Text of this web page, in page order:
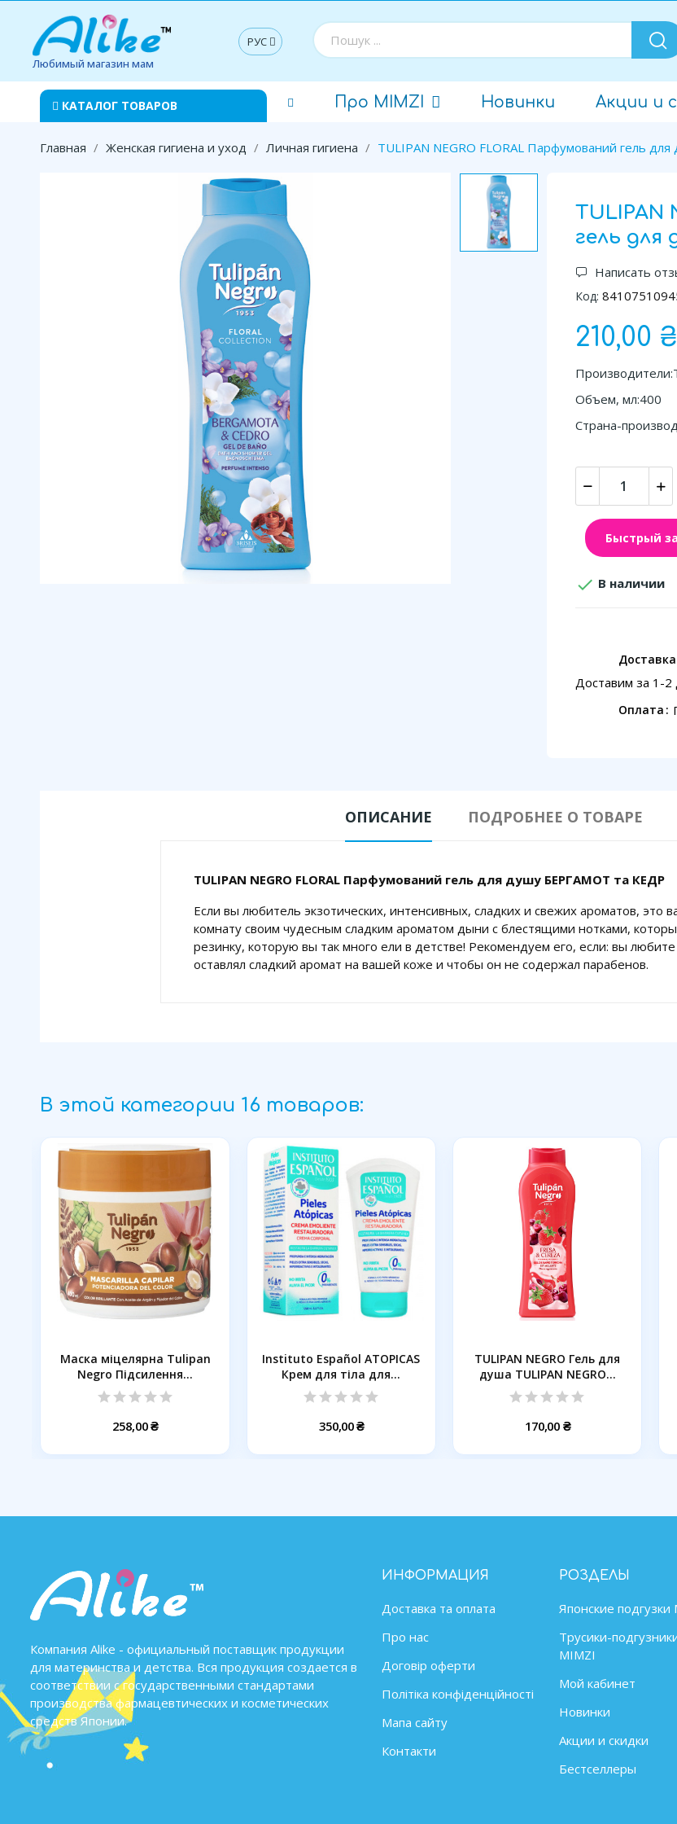
Любимый магазин мам
РУС
КАТАЛОГ ТОВАРОВ Про MIMZI Новинки Акции и
Главная Женская гигиена и уход Личная гигиена TULIPAN NEGRO FLORAL Парфумований гель
TULIPAN
гель
Написать
Код:
210,00 ₴
Объем, мл:400
Страна-
Быстрый
 В наличии
Доставка
Доставим за 1-
Оплата
ОПИСАНИЕ ПОДРОБНЕЕ О ТОВАРЕ
TULIPAN NEGRO FLORAL Парфумований гель для душу БЕРГАМОТ та КЕДР
Если вы любитель экзотических, интенсивных, сладких и свежих ароматов, это
комнату своим чудесным сладким ароматом дыни с блестящими нотками,
резинку, которую вы так много ели в детстве! Рекомендуем его, если: вы
оставлял сладкий аромат на вашей коже и чтобы он не содержал парабенов.
В этой категории 16 товаров:
Маска міцелярна Tulipan
Negro Підсилення...
258,00 ₴
Instituto Español ATOPICAS
Крем для тіла для...
350,00 ₴
TULIPAN NEGRO Гель для
душа TULIPAN NEGRO...
170,00 ₴
Компания Alike - официальный поставщик продукции
для материнства и детства. Вся продукция создается в
соответствии с государственными стандартами
производства фармацевтических и косметических
средств Японии.
ИНФОРМАЦИЯ
Доставка та оплата
Про нас
Договір оферти
Політіка конфіденційності
Мапа сайту
Контакти
РОЗДЕЛЫ
Японские подгузки
Трусики-
MIMZI
Мой кабинет
Новинки
Акции и скидки
Бестселлеры